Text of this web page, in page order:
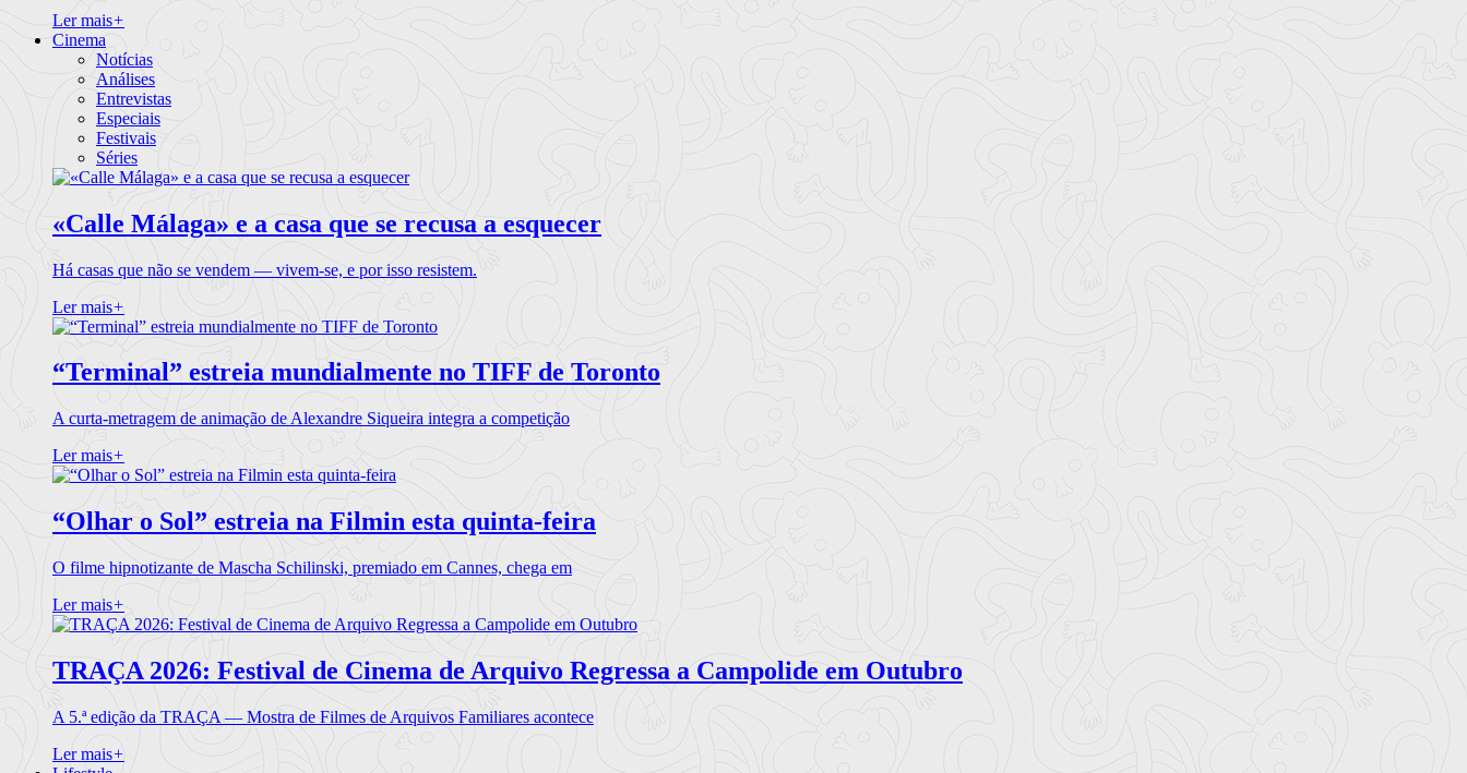
Ler mais+
Cinema
Notícias
Análises
Entrevistas
Especiais
Festivais
Séries
«Calle Málaga» e a casa que se recusa a esquecer
Há casas que não se vendem — vivem-se, e por isso resistem.
Ler mais+
“Terminal” estreia mundialmente no TIFF de Toronto
A curta-metragem de animação de Alexandre Siqueira integra a competição
Ler mais+
“Olhar o Sol” estreia na Filmin esta quinta-feira
O filme hipnotizante de Mascha Schilinski, premiado em Cannes, chega em
Ler mais+
TRAÇA 2026: Festival de Cinema de Arquivo Regressa a Campolide em Outubro
A 5.ª edição da TRAÇA — Mostra de Filmes de Arquivos Familiares acontece
Ler mais+